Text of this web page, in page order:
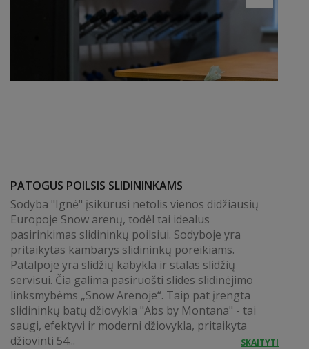
PATOGUS POILSIS SLIDININKAMS
Sodyba "Ignė" įsikūrusi netolis vienos didžiausių
Europoje Snow arenų, todėl tai idealus
pasirinkimas slidininkų poilsiui. Sodyboje yra
pritaikytas kambarys slidininkų poreikiams.
Patalpoje yra slidžių kabykla ir stalas slidžių
servisui. Čia galima pasiruošti slides slidinėjimo
linksmybėms „Snow Arenoje“. Taip pat įrengta
slidininkų batų džiovykla "Abs by Montana" - tai
saugi, efektyvi ir moderni džiovykla, pritaikyta
džiovinti 54...
SKAITYTI